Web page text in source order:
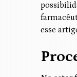
esse